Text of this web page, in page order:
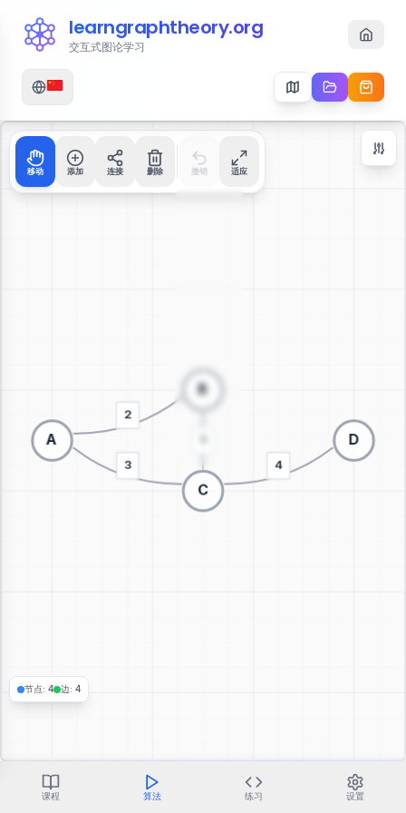
learngraphtheory.org
交互式图论学习
移动 添加 连接 删除 撤销 适应
切换到3D可视化
节点: 4 边: 4
课程 算法 练习 设置